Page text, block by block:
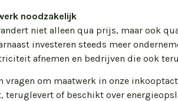
noodzakelijk
niet alleen qua prijs, maar ook
investeren steeds meer
afnemen en bedrijven die ook
vragen om maatwerk in onze
of beschikt over